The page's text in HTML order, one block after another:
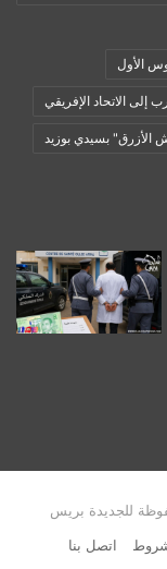
الأول
إلى الاتحاد الإفريقي
الأزرق" بسيدي بوزيد
اتصل بنا